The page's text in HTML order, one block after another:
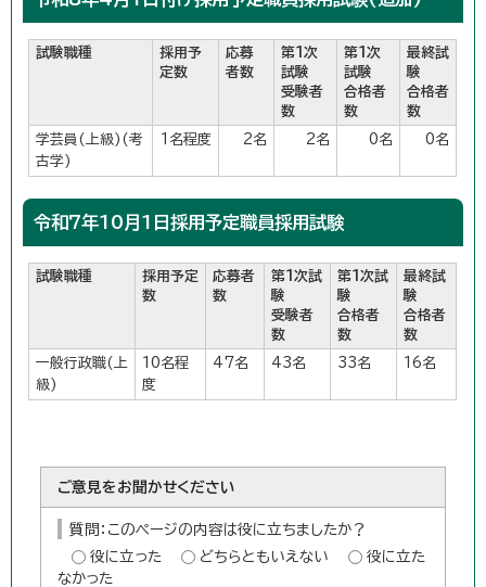
試験職種
採用予
定数
応募
者数
第1次
試験
受験者
数
第1次
試験
合格者
数
最終試
験
合格者
数
学芸員(上級)(考
古学)
1名程度 2名 2名 0名 0名
令和7年10月1日採用予定職員採用試験
試験職種
採用予定
数
応募者
数
第1次試
験
受験者
数
第1次試
験
合格者
数
最終試
験
合格者
数
一般行政職(上
級)
10名程
度
47名 43名 33名 16名
ご意見をお聞かせください
質問：このページの内容は役に立ちましたか？
役に立った
どちらともいえない
役に立た
なかった